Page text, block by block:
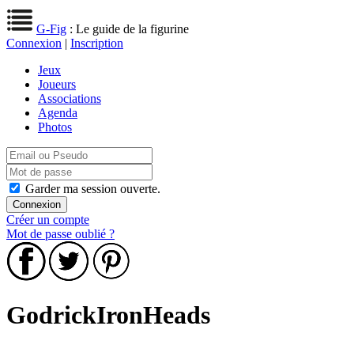
G-Fig : Le guide de la figurine
Connexion | Inscription
Jeux
Joueurs
Associations
Agenda
Photos
Garder ma session ouverte.
Créer un compte
Mot de passe oublié ?
GodrickIronHeads